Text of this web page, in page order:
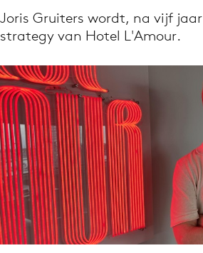
Volg het laatste nieuws via
Nieuws app
Menu
Home
9 sept: GenAI-training
12 nov: MarketingLive!
Adverteren
Joris Gruiters wordt, na vijf
strategy van Hotel L'Amour.